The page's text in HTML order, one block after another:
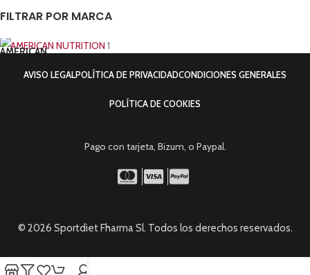
FILTRAR POR MARCA
AMERICAN NUTRITION 1
AVISO LEGALPOLÍTICA DE PRIVACIDADCONDICIONES GENERALES
POLÍTICA DE COOKIES
Pago con tarjeta, Bizum, o Paypal.
© 2026 Sportdiet Fharma Sl. Todos los derechos reservados.